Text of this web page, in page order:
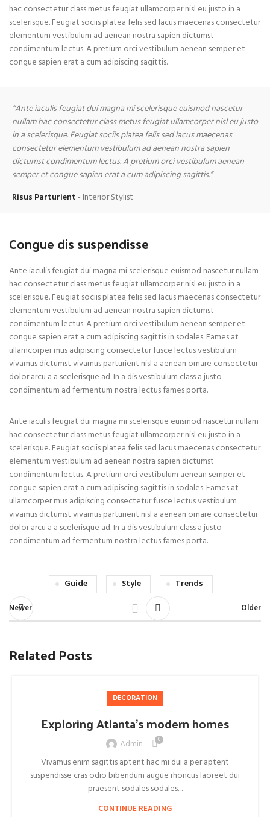
hac consectetur class metus feugiat ullamcorper nisl eu justo in a
scelerisque. Feugiat sociis platea felis sed lacus maecenas consectetur
elementum vestibulum ad aenean nostra sapien dictumst
condimentum lectus. A pretium orci vestibulum aenean semper et
congue sapien erat a cum adipiscing sagittis.
“Ante iaculis feugiat dui magna mi scelerisque euismod nascetur
nullam hac consectetur class metus feugiat ullamcorper nisl eu justo
in a scelerisque. Feugiat sociis platea felis sed lacus maecenas
consectetur elementum vestibulum ad aenean nostra sapien
dictumst condimentum lectus. A pretium orci vestibulum aenean
semper et congue sapien erat a cum adipiscing sagittis.”
Risus Parturient Interior Stylist
Congue dis suspendisse
Ante iaculis feugiat dui magna mi scelerisque euismod nascetur nullam
hac consectetur class metus feugiat ullamcorper nisl eu justo in a
scelerisque. Feugiat sociis platea felis sed lacus maecenas consectetur
elementum vestibulum ad aenean nostra sapien dictumst
condimentum lectus. A pretium orci vestibulum aenean semper et
congue sapien erat a cum adipiscing sagittis in sodales. Fames at
ullamcorper mus adipiscing consectetur fusce lectus vestibulum
vivamus dictumst vivamus parturient nisl a aenean ornare consectetur
dolor arcu a a scelerisque ad. In a dis vestibulum class a justo
condimentum ad fermentum nostra lectus fames porta.
Ante iaculis feugiat dui magna mi scelerisque euismod nascetur nullam
hac consectetur class metus feugiat ullamcorper nisl eu justo in a
scelerisque. Feugiat sociis platea felis sed lacus maecenas consectetur
elementum vestibulum ad aenean nostra sapien dictumst
condimentum lectus. A pretium orci vestibulum aenean semper et
congue sapien erat a cum adipiscing sagittis in sodales. Fames at
ullamcorper mus adipiscing consectetur fusce lectus vestibulum
vivamus dictumst vivamus parturient nisl a aenean ornare consectetur
dolor arcu a a scelerisque ad. In a dis vestibulum class a justo
condimentum ad fermentum nostra lectus fames porta.
Guide Style Trends
Newer Older
Related Posts
DECORATION
Exploring Atlanta’s modern homes
Admin 0
Vivamus enim sagittis aptent hac mi dui a per aptent
suspendisse cras odio bibendum augue rhoncus laoreet dui
praesent sodales sodales....
CONTINUE READING